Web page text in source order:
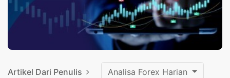
Artikel Dari Penulis Analisa Forex Harian